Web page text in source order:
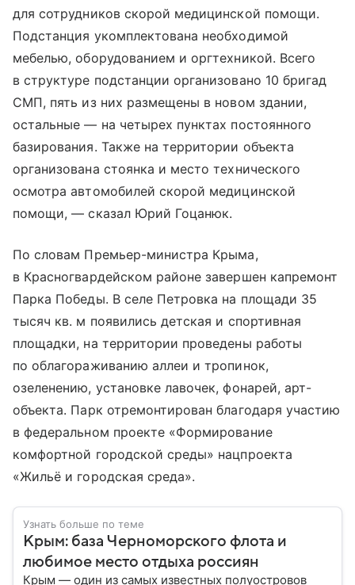
для сотрудников скорой медицинской помощи.
Подстанция укомплектована необходимой
мебелью, оборудованием и оргтехникой. Всего
в структуре подстанции организовано 10 бригад
СМП, пять из них размещены в новом здании,
остальные — на четырех пунктах постоянного
базирования. Также на территории объекта
организована стоянка и место технического
осмотра автомобилей скорой медицинской
помощи, — сказал Юрий Гоцанюк.
По словам Премьер-министра Крыма,
в Красногвардейском районе завершен капремонт
Парка Победы. В селе Петровка на площади 35
тысяч кв. м появились детская и спортивная
площадки, на территории проведены работы
по облагораживанию аллеи и тропинок,
озеленению, установке лавочек, фонарей, арт-
объекта. Парк отремонтирован благодаря участию
в федеральном проекте «Формирование
комфортной городской среды» нацпроекта
«Жильё и городская среда».
Узнать больше по теме
Крым: база Черноморского флота и
любимое место отдыха россиян
Крым — один из самых известных полуостровов